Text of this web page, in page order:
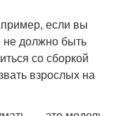
если вы
не должно быть
со сборкой
взрослых на